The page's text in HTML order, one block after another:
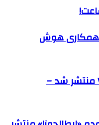
همکاری هوش
وردپرس فارسی نگارش ۷.۰ منتشر شد –